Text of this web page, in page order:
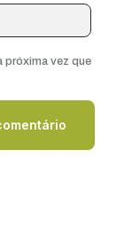
próxima vez que